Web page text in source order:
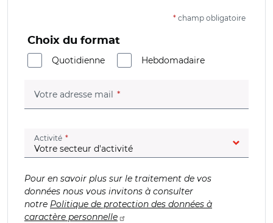
* champ obligatoire
Choix du format
Quotidienne
Hebdomadaire
Votre adresse mail (champ obligatoire)
Activité (champ obligatoire)
Pour en savoir plus sur le traitement de vos
données nous vous invitons à consulter
notre Politique de protection des données à
caractère personnelle